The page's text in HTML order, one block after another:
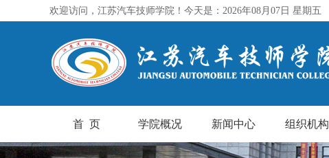
欢迎访问，江苏汽车技师学院！今天是：2026年08月07日 星期五
首 页 学院概况 新闻中心 组织机构